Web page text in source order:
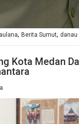
, Berita Sumut, danau
Kota Medan